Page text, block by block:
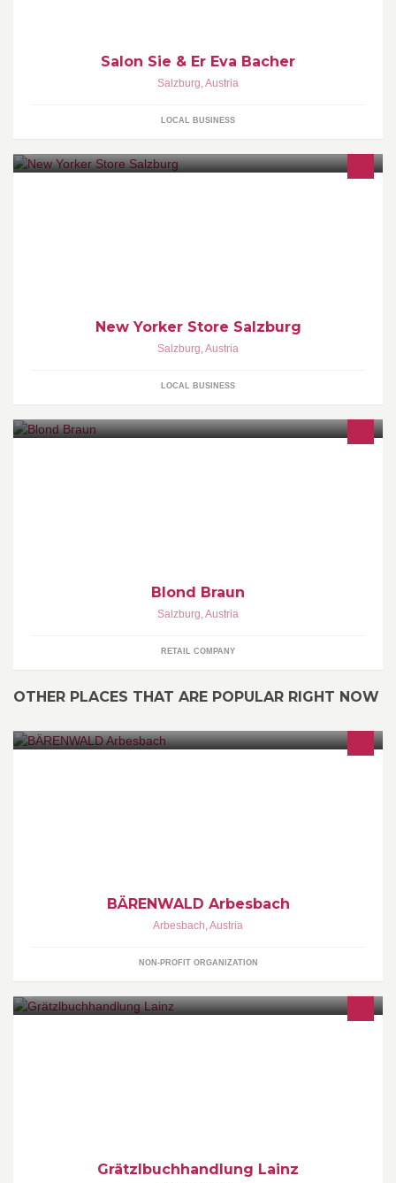
Salon Sie & Er Eva Bacher
Salzburg,Austria
LOCAL BUSINESS
New Yorker Store Salzburg
Salzburg,Austria
LOCAL BUSINESS
Blond Braun
Salzburg,Austria
RETAIL COMPANY
OTHER PLACES THAT ARE POPULAR RIGHT NOW
BÄRENWALD Arbesbach
Arbesbach,Austria
NON-PROFIT ORGANIZATION
Grätzlbuchhandlung Lainz